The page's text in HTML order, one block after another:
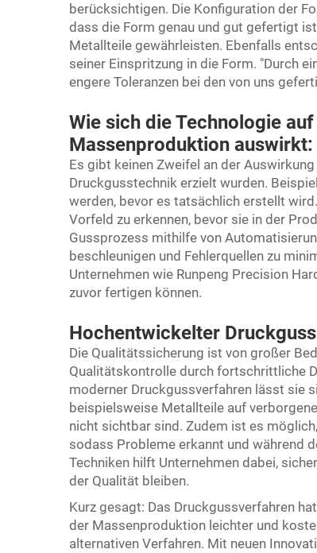
berücksichtigen. Die Konfiguration der
dass die Form genau und gut gefertigt
Metallteile gewährleisten. Ebenfalls
seiner Einspritzung in die Form. "Durch
engere Toleranzen bei den von uns
Wie sich die Technologie
Massenproduktion auswirkt:
Es gibt keinen Zweifel an der
Druckgusstechnik erzielt wurden.
werden, bevor es tatsächlich erstellt
Vorfeld zu erkennen, bevor sie in der
Gussprozess mithilfe von
beschleunigen und Fehlerquellen zu
Unternehmen wie Runpeng Precision
zuvor fertigen können.
Hochentwickelter
Die Qualitätssicherung ist von großer
Qualitätskontrolle durch fortschrittliche
moderner Druckgussverfahren lässt sie
beispielsweise Metallteile auf
nicht sichtbar sind. Zudem ist es
sodass Probleme erkannt und während
Techniken hilft Unternehmen dabei,
der Qualität bleiben.
Kurz gesagt: Das Druckgussverfahren
der Massenproduktion leichter und
alternativen Verfahren. Mit neuen